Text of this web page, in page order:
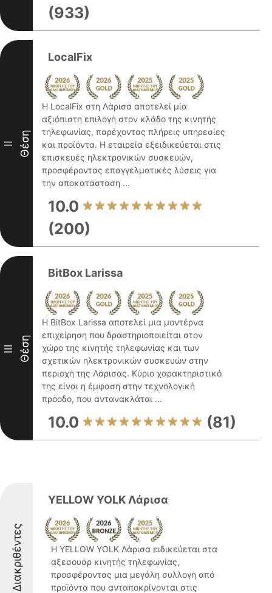
(933)
II Θέση
LocalFix
Η LocalFix στη Λάρισα αποτελεί μία
αξιόπιστη επιλογή στον κλάδο της κινητής
τηλεφωνίας, παρέχοντας πλήρεις υπηρεσίες
και προϊόντα. Η εταιρεία εξειδικεύεται στις
επισκευές ηλεκτρονικών συσκευών,
προσφέροντας επαγγελματικές λύσεις για
την αποκατάσταση ...
10.0
(200)
III Θέση
BitBox Larissa
Η BitBox Larissa αποτελεί μια μοντέρνα
επιχείρηση που δραστηριοποιείται στον
χώρο της κινητής τηλεφωνίας και των
σχετικών ηλεκτρονικών συσκευών στην
περιοχή της Λάρισας. Κύριο χαρακτηριστικό
της είναι η έμφαση στην τεχνολογική
πρόοδο, που αντανακλάται ...
10.0 (81)
Διακριθέντες
YELLOW YOLK Λάρισα
Η YELLOW YOLK Λάρισα ειδικεύεται στα
αξεσουάρ κινητής τηλεφωνίας,
προσφέροντας μια μεγάλη συλλογή από
προϊόντα που ανταποκρίνονται στις